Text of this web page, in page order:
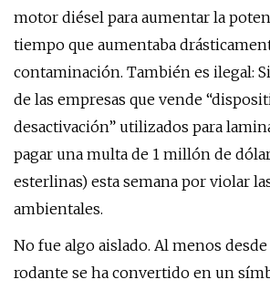
motor diésel para aumentar la
tiempo que aumentaba
contaminación. También es ilegal:
de las empresas que vende
desactivación” utilizados para
pagar una multa de 1 millón de
esterlinas) esta semana por violar
ambientales.
No fue algo aislado. Al menos desde
rodante se ha convertido en un